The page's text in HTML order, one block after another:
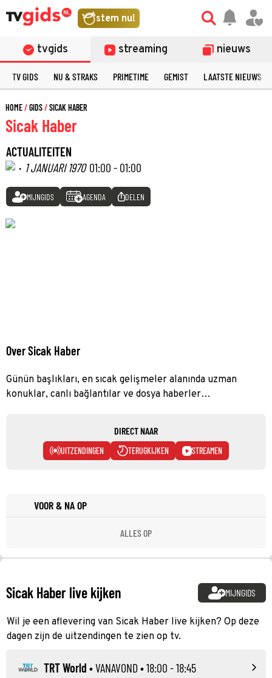
stem nu!
tvgids streaming nieuws
TV GIDS NU & STRAKS PRIMETIME GEMIST LAATSTE NIEUWS
HOME GIDS SICAK HABER
Sicak Haber
ACTUALITEITEN
· 1 JANUARI 1970 01:00 - 01:00
MIJNGIDS AGENDA DELEN
Over Sicak Haber
Günün başlıkları, en sıcak gelişmeler alanında uzman
konuklar, canlı bağlantılar ve dosya haberler…
DIRECT NAAR
UITZENDINGEN TERUGKIJKEN STREAMEN
VOOR & NA OP
ALLES OP
Sicak Haber live kijken MIJNGIDS
Wil je een aflevering van Sicak Haber live kijken? Op deze
dagen zijn de uitzendingen te zien op tv.
TRT World •VANAVOND • 18:00 - 18:45